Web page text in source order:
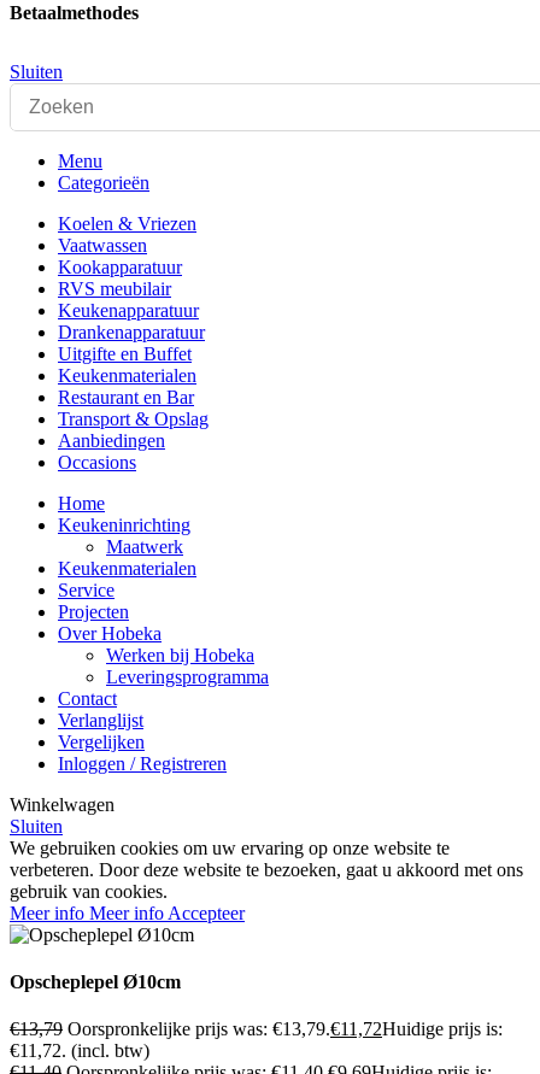
Betaalmethodes
Sluiten
Menu
Categorieën
Koelen & Vriezen
Vaatwassen
Kookapparatuur
RVS meubilair
Keukenapparatuur
Drankenapparatuur
Uitgifte en Buffet
Keukenmaterialen
Restaurant en Bar
Transport & Opslag
Aanbiedingen
Occasions
Home
Keukeninrichting
Maatwerk
Keukenmaterialen
Service
Projecten
Over Hobeka
Werken bij Hobeka
Leveringsprogramma
Contact
Verlanglijst
Vergelijken
Inloggen / Registreren
Winkelwagen
Sluiten
We gebruiken cookies om uw ervaring op onze website te
verbeteren. Door deze website te bezoeken, gaat u akkoord met ons
gebruik van cookies.
Meer info Meer info Accepteer
Opscheplepel Ø10cm
€13,79 Oorspronkelijke prijs was: €13,79.€11,72Huidige prijs is:
€11,72. (incl. btw)